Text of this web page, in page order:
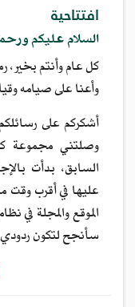
افتتاحية
السلام عليكم
كل عام وأنتم
وأعنا على صيامه
أشكركم على
وصلتني مجموعة
السابق، بدأت
عليها في أقرب وقت
الموقع والمجلة في
سأنجح لتكون